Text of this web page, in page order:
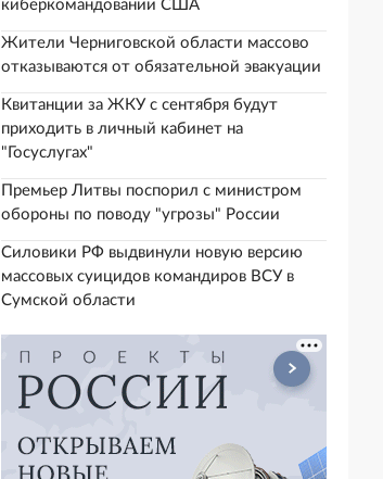
киберкомандовании США
Жители Черниговской области массово
отказываются от обязательной эвакуации
Квитанции за ЖКУ с сентября будут
приходить в личный кабинет на
"Госуслугах"
Премьер Литвы поспорил с министром
обороны по поводу "угрозы" России
Силовики РФ выдвинули новую версию
массовых суицидов командиров ВСУ в
Сумской области